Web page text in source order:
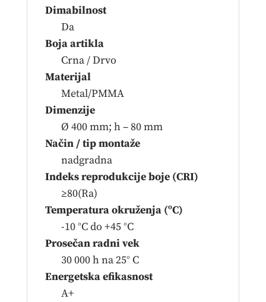
Dimabilnost
Da
Boja artikla
Crna / Drvo
Materijal
Metal/PMMA
Dimenzije
Ø 400 mm; h – 80 mm
Način / tip montaže
nadgradna
Indeks reprodukcije boje (CRI)
≥80(Ra)
Temperatura okruženja (ºC)
-10 °C do +45 °C
Prosečan radni vek
30 000 h na 25° C
Energetska efikasnost
A+